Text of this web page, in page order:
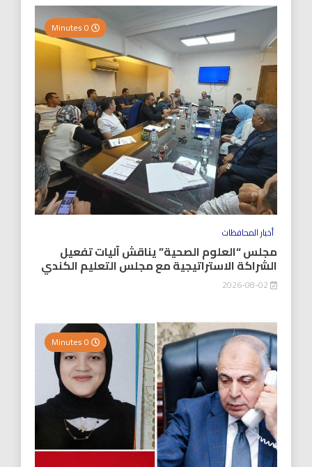
أخبار المحافظات
مجلس “العلوم الصحية” يناقش آليات تفعيل
الشراكة الاستراتيجية مع مجلس التعليم الكندي